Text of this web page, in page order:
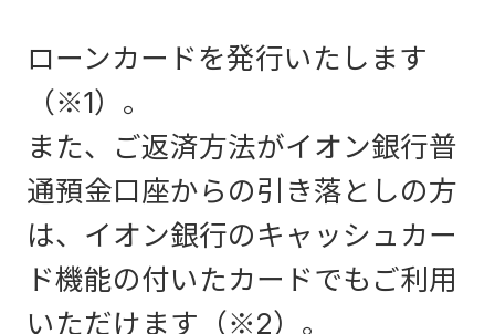
ローンカードを発行いたします
（※1）。
また、ご返済方法がイオン銀行普
通預金口座からの引き落としの方
は、イオン銀行のキャッシュカー
ド機能の付いたカードでもご利用
いただけます（※2）。